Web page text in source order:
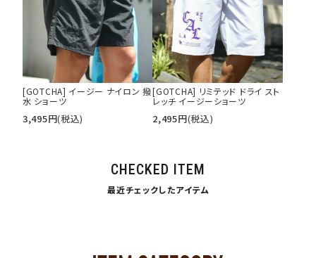
[GOTCHA] イージー ナイロン 撥
水 ショーツ
3,495円(税込)
[GOTCHA] リミテッド ドライ スト
レッチ イージーショーツ
2,495円(税込)
CHECKED ITEM
最近チェックしたアイテム